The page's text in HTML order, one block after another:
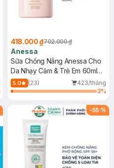
418.000 ₫702.000 ₫
Anessa
Sữa Chống Nắng Anessa Cho
Da Nhạy Cảm & Trẻ Em 60ml
(Mới)
5.0 (23)
423/tháng
3%
-55 %